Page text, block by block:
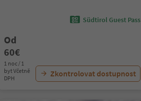
Südtirol Guest Pass
Od
60€
1 noc / 1
byt Včetně
DPH
Zkontrolovat dostupnost